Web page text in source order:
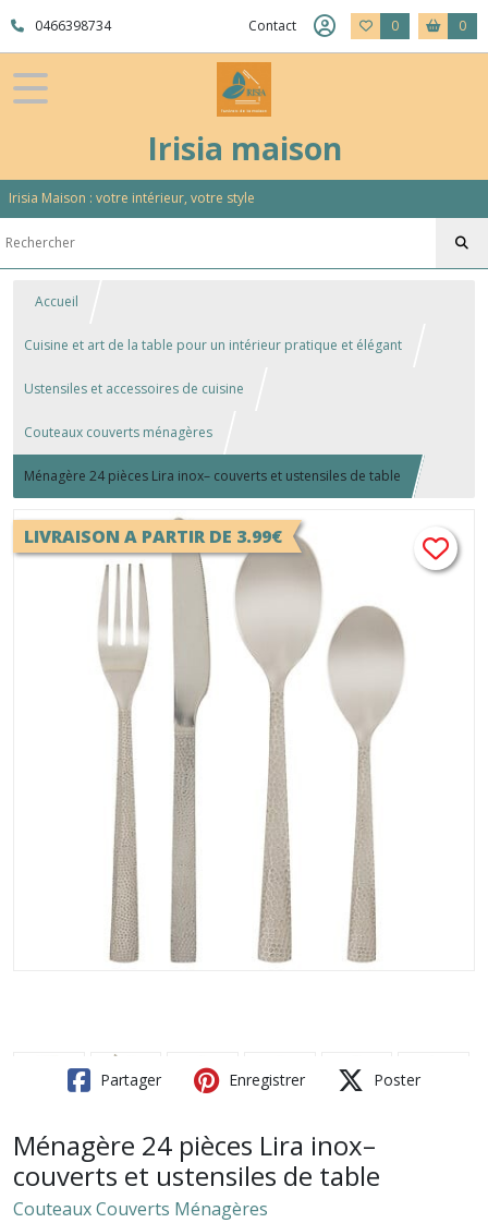
0466398734 Contact 0 0
Irisia maison
Irisia Maison : votre intérieur, votre style
Accueil
Cuisine et art de la table pour un intérieur pratique et élégant
Ustensiles et accessoires de cuisine
Couteaux couverts ménagères
Ménagère 24 pièces Lira inox– couverts et ustensiles de table
LIVRAISON A PARTIR DE 3.99€
Partager Enregistrer Poster
Ménagère 24 pièces Lira inox–
couverts et ustensiles de table
Couteaux Couverts Ménagères